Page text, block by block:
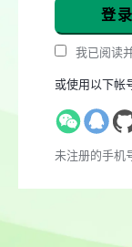
登
我已阅读
或使用以下帐
未注册的手机